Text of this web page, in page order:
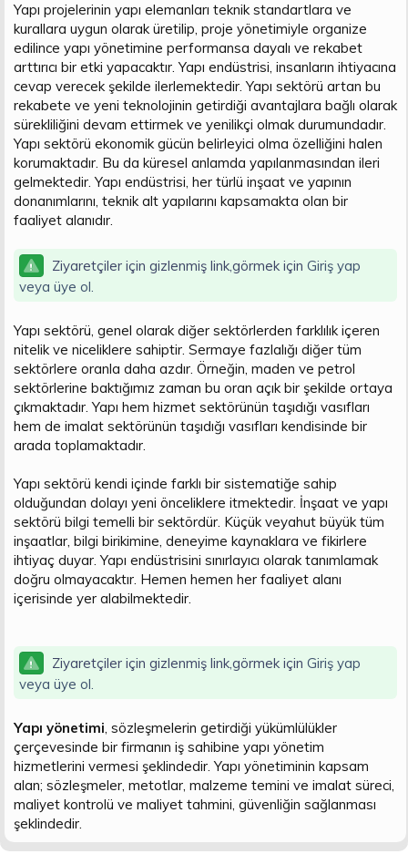
Yapı projelerinin yapı elemanları teknik standartlara ve
kurallara uygun olarak üretilip, proje yönetimiyle organize
edilince yapı yönetimine performansa dayalı ve rekabet
arttırıcı bir etki yapacaktır. Yapı endüstrisi, insanların ihtiyacına
cevap verecek şekilde ilerlemektedir. Yapı sektörü artan bu
rekabete ve yeni teknolojinin getirdiği avantajlara bağlı olarak
sürekliliğini devam ettirmek ve yenilikçi olmak durumundadır.
Yapı sektörü ekonomik gücün belirleyici olma özelliğini halen
korumaktadır. Bu da küresel anlamda yapılanmasından ileri
gelmektedir. Yapı endüstrisi, her türlü inşaat ve yapının
donanımlarını, teknik alt yapılarını kapsamakta olan bir
faaliyet alanıdır.
Ziyaretçiler için gizlenmiş link,görmek için Giriş yap
veya üye ol.
Yapı sektörü, genel olarak diğer sektörlerden farklılık içeren
nitelik ve niceliklere sahiptir. Sermaye fazlalığı diğer tüm
sektörlere oranla daha azdır. Örneğin, maden ve petrol
sektörlerine baktığımız zaman bu oran açık bir şekilde ortaya
çıkmaktadır. Yapı hem hizmet sektörünün taşıdığı vasıfları
hem de imalat sektörünün taşıdığı vasıfları kendisinde bir
arada toplamaktadır.
Yapı sektörü kendi içinde farklı bir sistematiğe sahip
olduğundan dolayı yeni önceliklere itmektedir. İnşaat ve yapı
sektörü bilgi temelli bir sektördür. Küçük veyahut büyük tüm
inşaatlar, bilgi birikimine, deneyime kaynaklara ve fikirlere
ihtiyaç duyar. Yapı endüstrisini sınırlayıcı olarak tanımlamak
doğru olmayacaktır. Hemen hemen her faaliyet alanı
içerisinde yer alabilmektedir.
Ziyaretçiler için gizlenmiş link,görmek için Giriş yap
veya üye ol.
Yapı yönetimi, sözleşmelerin getirdiği yükümlülükler
çerçevesinde bir firmanın iş sahibine yapı yönetim
hizmetlerini vermesi şeklindedir. Yapı yönetiminin kapsam
alan; sözleşmeler, metotlar, malzeme temini ve imalat süreci,
maliyet kontrolü ve maliyet tahmini, güvenliğin sağlanması
şeklindedir.